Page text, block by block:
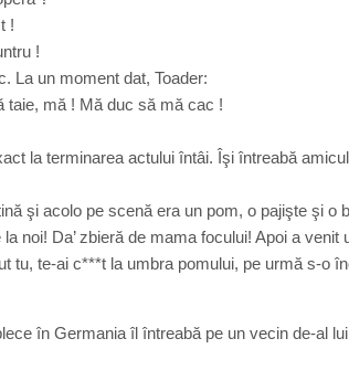
!
!
La un moment dat, Toader:
taie, mă ! Mă duc să mă cac !
la terminarea actului întâi. Îşi întreabă
şi acolo pe scenă era un pom, o pajişte şi
noi! Da’ zbieră de mama focului! Apoi a
tu, te-ai c***t la umbra pomului, pe urmă s-o
în Germania îl întreabă pe un vecin de-al